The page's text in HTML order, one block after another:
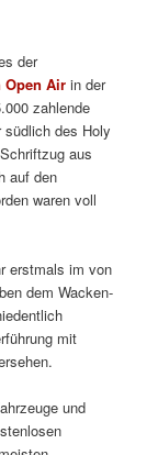
der
Open Air in der
zahlende
des Holy
aus
auf den
waren voll
erstmals im von
dem Wacken-
mit
und